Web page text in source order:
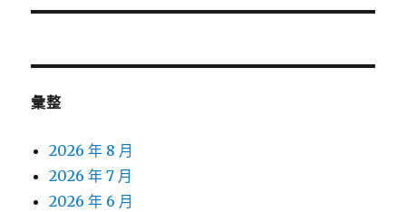
文
彙整
2026 年 8 月
2026 年 7 月
2026 年 6 月